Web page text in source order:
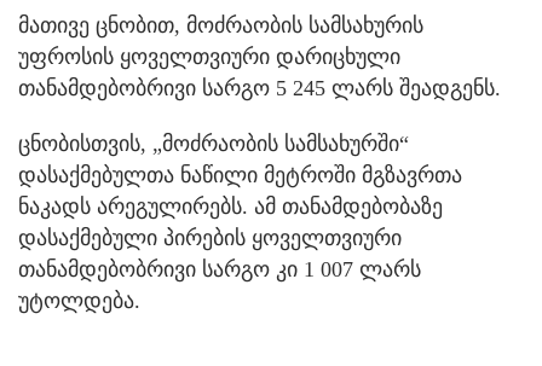
მათივე ცნობით, მოძრაობის სამსახურის
უფროსის ყოველთვიური დარიცხული
თანამდებობრივი სარგო 5 245 ლარს შეადგენს.
ცნობისთვის, „მოძრაობის სამსახურში“
დასაქმებულთა ნაწილი მეტროში მგზავრთა
ნაკადს არეგულირებს. ამ თანამდებობაზე
დასაქმებული პირების ყოველთვიური
თანამდებობრივი სარგო კი 1 007 ლარს
უტოლდება.